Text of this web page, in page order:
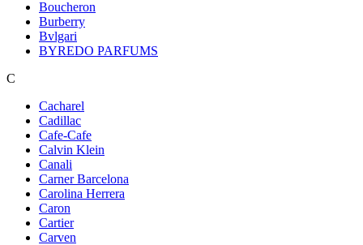
Boucheron
Burberry
Bvlgari
BYREDO PARFUMS
C
Cacharel
Cadillac
Cafe-Cafe
Calvin Klein
Canali
Carner Barcelona
Carolina Herrera
Caron
Cartier
Carven